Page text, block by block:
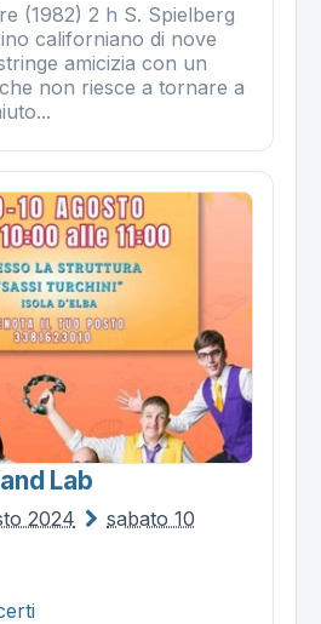
(1982) 2 h S. Spielberg
californiano di nove
amicizia con un
non riesce a tornare a
Lab
2024
sabato 10